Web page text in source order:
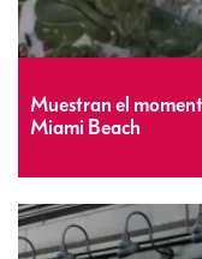
Muestran el
Miami Beach